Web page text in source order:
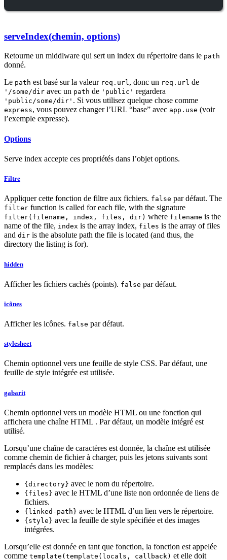
serveIndex(chemin, options)
Retourne un middlware qui sert un index du répertoire dans le path
donné.
Le path est basé sur la valeur req.url, donc un req.url de
'/some/dir avec un path de 'public' regardera
'public/some/dir' . Si vous utilisez quelque chose comme
express, vous pouvez changer l’URL “base” avec app.use (voir
l’exemple expresse).
Options
Serve index accepte ces propriétés dans l’objet options.
Filtre
Appliquer cette fonction de filtre aux fichiers. false par défaut. The
filter function is called for each file, with the signature
filter(filename, index, files, dir) where filename is the
name of the file, index is the array index, files is the array of files
and dir is the absolute path the file is located (and thus, the
directory the listing is for).
hidden
Afficher les fichiers cachés (points). false par défaut.
icônes
Afficher les icônes. false par défaut.
stylesheet
Chemin optionnel vers une feuille de style CSS. Par défaut, une
feuille de style intégrée est utilisée.
gabarit
Chemin optionnel vers un modèle HTML ou une fonction qui
affichera une chaîne HTML . Par défaut, un modèle intégré est
utilisé.
Lorsqu’une chaîne de caractères est donnée, la chaîne est utilisée
comme chemin de fichier à charger, puis les jetons suivants sont
remplacés dans les modèles:
{directory} avec le nom du répertoire.
{files} avec le HTML d’une liste non ordonnée de liens de
fichiers.
{linked-path} avec le HTML d’un lien vers le répertoire.
{style} avec la feuille de style spécifiée et des images
intégrées.
Lorsqu’elle est donnée en tant que fonction, la fonction est appelée
comme template(template(locals, callback) et elle doit